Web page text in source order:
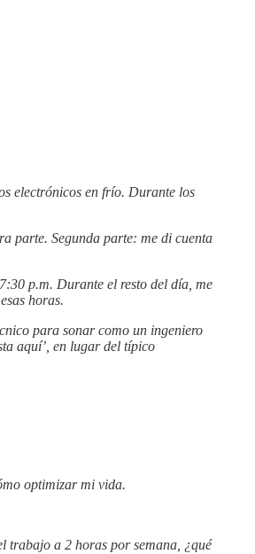
electrónicos en frío. Durante los
parte. Segunda parte: me di cuenta
p.m. Durante el resto del día, me
horas.
para sonar como un ingeniero
aquí’, en lugar del típico
optimizar mi vida.
trabajo a 2 horas por semana, ¿qué